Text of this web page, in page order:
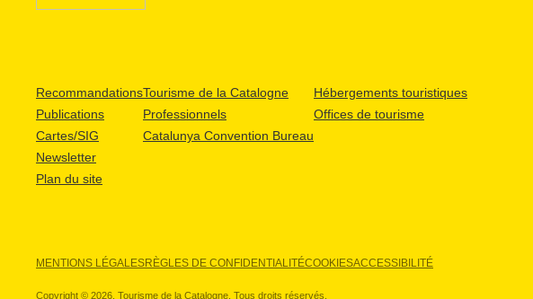
Recommandations
Publications
Cartes/SIG
Newsletter
Plan du site
Tourisme de la Catalogne
Professionnels
Catalunya Convention Bureau
Hébergements touristiques
Offices de tourisme
MENTIONS LÉGALESRÈGLES DE CONFIDENTIALITÉCOOKIESACCESSIBILITÉ
Copyright © 2026. Tourisme de la Catalogne. Tous droits réservés.